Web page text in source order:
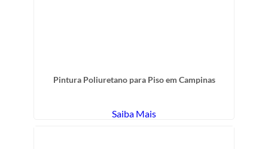
Pintura Poliuretano para Piso em Campinas
Saiba Mais